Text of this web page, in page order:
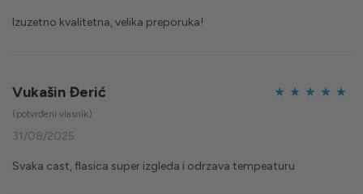
Izuzetno kvalitetna, velika preporuka!
Vukašin Đerić
(potvrđeni vlasnik)
31/08/2025
Svaka cast, flasica super izgleda i odrzava tempeaturu